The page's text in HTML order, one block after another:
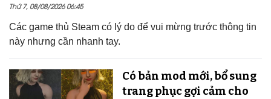
Thứ 7, 08/08/2026 06:45
Các game thủ Steam có lý do để vui mừng trước thông tin
này nhưng cần nhanh tay.
Có bản mod mới, bổ sung
trang phục gợi cảm cho